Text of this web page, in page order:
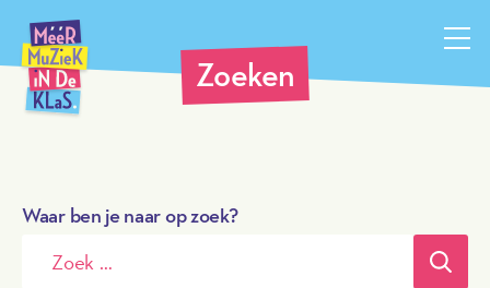
Méér Muziek in de Klas, terug naar de homepagina
Zoeken
Waar ben je naar op zoek?